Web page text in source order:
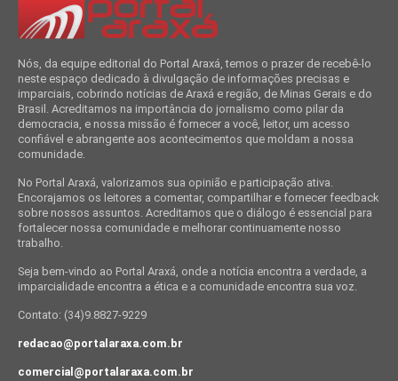
Nós, da equipe editorial do Portal Araxá, temos o prazer de recebê-lo
neste espaço dedicado à divulgação de informações precisas e
imparciais, cobrindo notícias de Araxá e região, de Minas Gerais e do
Brasil. Acreditamos na importância do jornalismo como pilar da
democracia, e nossa missão é fornecer a você, leitor, um acesso
confiável e abrangente aos acontecimentos que moldam a nossa
comunidade.
No Portal Araxá, valorizamos sua opinião e participação ativa.
Encorajamos os leitores a comentar, compartilhar e fornecer feedback
sobre nossos assuntos. Acreditamos que o diálogo é essencial para
fortalecer nossa comunidade e melhorar continuamente nosso
trabalho.
Seja bem-vindo ao Portal Araxá, onde a notícia encontra a verdade, a
imparcialidade encontra a ética e a comunidade encontra sua voz.
Contato: (34)9.8827-9229
redacao@portalaraxa.com.br
comercial@portalaraxa.com.br